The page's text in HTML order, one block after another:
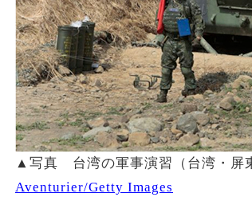
▲写真 台湾の軍事演習（台湾・屏
Aventurier/Getty Images